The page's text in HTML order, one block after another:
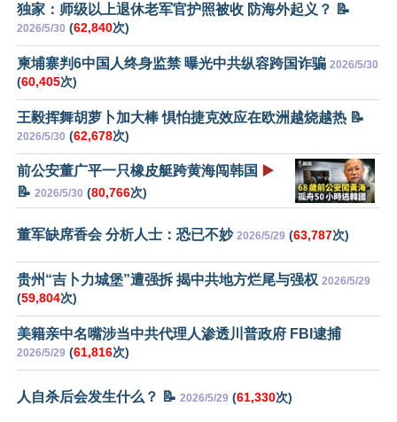
独家：师级以上退休老军官护照被收 防海外起义？ 📝
2026/5/30 (62,840次)
柬埔寨判6中国人终身监禁 曝光中共纵容跨国诈骗 2026/5/30
(60,405次)
王毅挥舞胡萝卜加大棒 惧怕捷克效应在欧洲越烧越热 📝
2026/5/30 (62,678次)
前公安董广平一只橡皮艇跨黄海闯韩国 ▶️
📝 2026/5/30 (80,766次)
董军缺席香会 分析人士：恐已不妙 2026/5/29 (63,787次)
贵州“吉卜力城堡”遭强拆 揭中共地方烂尾与强权 2026/5/29
(59,804次)
美籍亲中名嘴涉当中共代理人渗透川普政府 FBI逮捕
2026/5/29 (61,816次)
人自杀后会发生什么？ 📝 2026/5/29 (61,330次)